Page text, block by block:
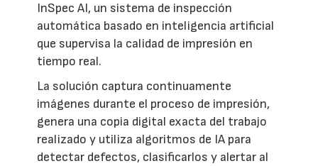
InSpec AI, un sistema de inspección
automática basado en inteligencia artificial
que supervisa la calidad de impresión en
tiempo real.
La solución captura continuamente
imágenes durante el proceso de impresión,
genera una copia digital exacta del trabajo
realizado y utiliza algoritmos de IA para
detectar defectos, clasificarlos y alertar al